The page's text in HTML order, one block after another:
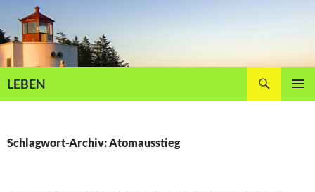
Inhalt
springen
LEBEN
Schlagwort-Archiv: Atomausstieg